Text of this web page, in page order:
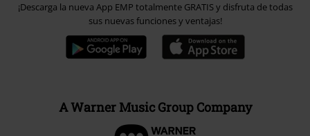
¡Descarga la nueva App EMP totalmente GRATIS y disfruta de todas
sus nuevas funciones y ventajas!
A Warner Music Group Company